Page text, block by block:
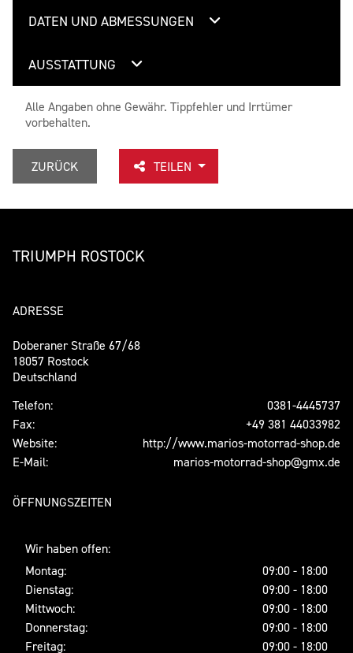
DATEN UND ABMESSUNGEN
AUSSTATTUNG
Alle Angaben ohne Gewähr. Tippfehler und Irrtümer
vorbehalten.
ZURÜCK TEILEN
TRIUMPH ROSTOCK
ADRESSE
Doberaner Straße 67/68
18057 Rostock
Deutschland
Telefon:
0381-4445737
Fax:
+49 381 44033982
Website:
http://www.marios-motorrad-shop.de
E-Mail:
marios-motorrad-shop@gmx.de
ÖFFNUNGSZEITEN
Wir haben offen:
Montag:
09:00 - 18:00
Dienstag:
09:00 - 18:00
Mittwoch:
09:00 - 18:00
Donnerstag:
09:00 - 18:00
Freitag:
09:00 - 18:00